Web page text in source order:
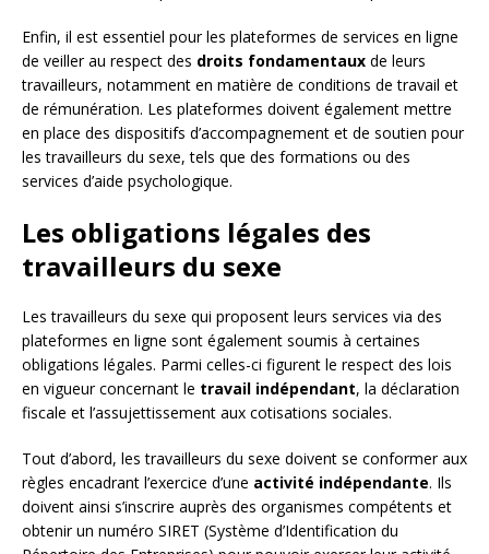
Enfin, il est essentiel pour les plateformes de services en ligne
de veiller au respect des droits fondamentaux de leurs
travailleurs, notamment en matière de conditions de travail et
de rémunération. Les plateformes doivent également mettre
en place des dispositifs d’accompagnement et de soutien pour
les travailleurs du sexe, tels que des formations ou des
services d’aide psychologique.
Les obligations légales des
travailleurs du sexe
Les travailleurs du sexe qui proposent leurs services via des
plateformes en ligne sont également soumis à certaines
obligations légales. Parmi celles-ci figurent le respect des lois
en vigueur concernant le travail indépendant, la déclaration
fiscale et l’assujettissement aux cotisations sociales.
Tout d’abord, les travailleurs du sexe doivent se conformer aux
règles encadrant l’exercice d’une activité indépendante. Ils
doivent ainsi s’inscrire auprès des organismes compétents et
obtenir un numéro SIRET (Système d’Identification du